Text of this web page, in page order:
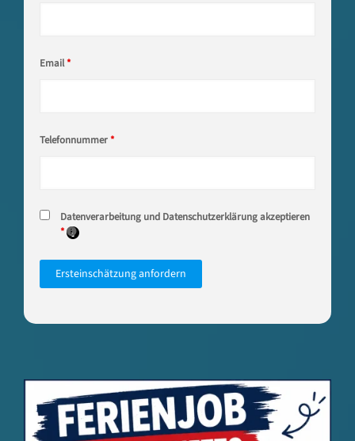
Email*
Telefonnummer*
Datenverarbeitung und Datenschutzerklärung akzeptieren
*